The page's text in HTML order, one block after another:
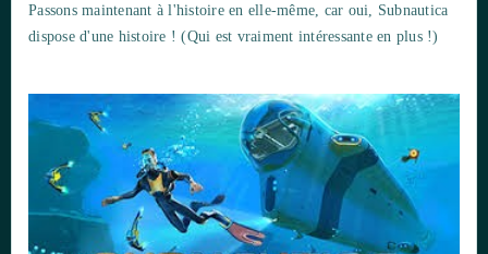
Passons maintenant à l'histoire en elle-même, car oui, Subnautica
dispose d'une histoire ! (Qui est vraiment intéressante en plus !)